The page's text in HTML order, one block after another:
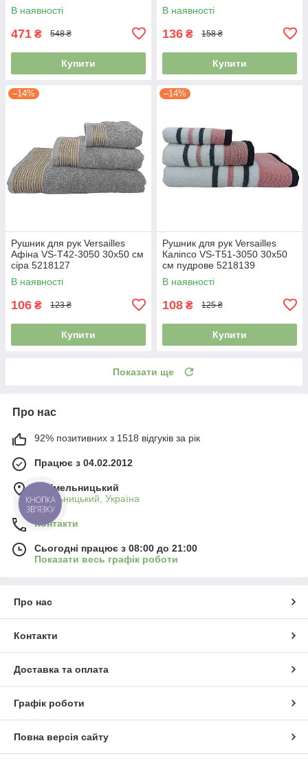
В наявності
471 ₴ 548 ₴
Купити
В наявності
136 ₴ 158 ₴
Купити
–14%
Рушник для рук Versailles
Афіна VS-T42-3050 30х50 см
сіра 5218127
В наявності
106 ₴ 123 ₴
Купити
–14%
Рушник для рук Versailles
Каліпсо VS-T51-3050 30х50
см пудрове 5218139
В наявності
108 ₴ 125 ₴
Купити
Показати ще
Про нас
92% позитивних з 1518 відгуків за рік
Працює з 04.02.2012
м. Хмельницький
Хмельницький, Україна
Контакти
Сьогодні працює з 08:00 до 21:00
Показати весь графік роботи
Про нас
Контакти
Доставка та оплата
Графік роботи
Повна версія сайту
КНОПКА
ЗВ'ЯЗКУ